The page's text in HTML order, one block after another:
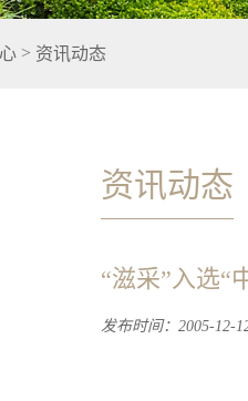
> 资讯动态
资讯动态
“滋采”入选“
发布时间：2005-12-